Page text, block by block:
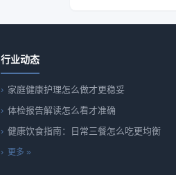
行业动态
家庭健康护理怎么做才更稳妥
体检报告解读怎么看才准确
健康饮食指南：日常三餐怎么吃更均衡
更多 »